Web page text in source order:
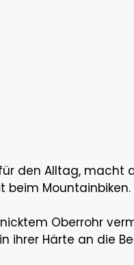
den Alltag,
beim Mountainbiken.
Oberrohr
ihrer Härte an die